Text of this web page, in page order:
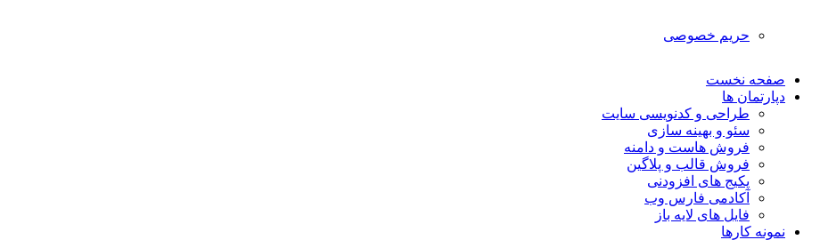
حریم خصوصی
صفحه نخست
دپارتمان ها
طراحی و کدنویسی سایت
سئو و بهینه سازی
فروش هاست و دامنه
فروش قالب و پلاگین
پکیج های افزودنی
آکادمی فارس وب
فایل های لایه باز
نمونه کارها